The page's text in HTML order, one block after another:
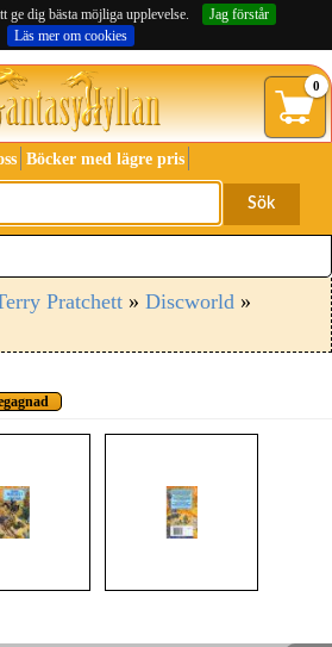
ge dig bästa möjliga upplevelse.
Jag förstår
Läs mer om cookies
0
Böcker med lägre pris
Sök
Pratchett » Discworld »